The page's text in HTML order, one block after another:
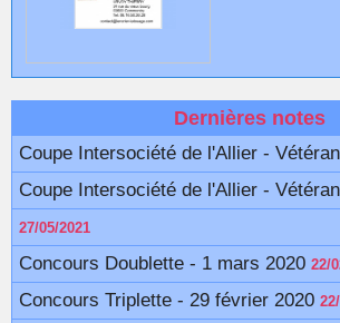
Dernières notes
Coupe Intersociété de l'Allier -
Coupe Intersociété de l'Allier -
27/05/2021
Concours Doublette - 1 mars 2020 22/
Concours Triplette - 29 février 2020